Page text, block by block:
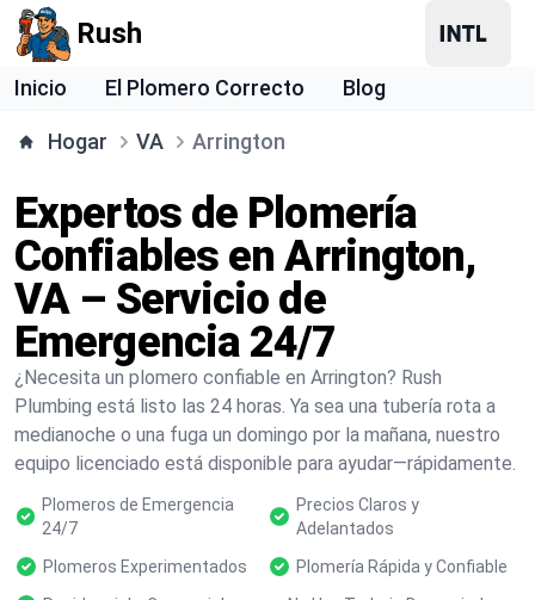
Rush
Inicio El Plomero Correcto Blog
Hogar VA Arrington
Expertos de Plomería
Confiables en Arrington,
VA – Servicio de
Emergencia 24/7
¿Necesita un plomero confiable en Arrington? Rush
Plumbing está listo las 24 horas. Ya sea una tubería rota a
medianoche o una fuga un domingo por la mañana, nuestro
equipo licenciado está disponible para ayudar—rápidamente.
Plomeros de Emergencia
24/7
Precios Claros y
Adelantados
Plomeros Experimentados
Plomería Rápida y Confiable